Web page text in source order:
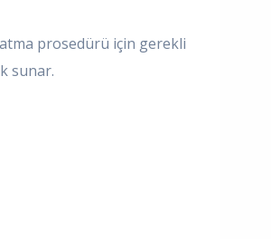
prosedürü için gerekli
sunar.